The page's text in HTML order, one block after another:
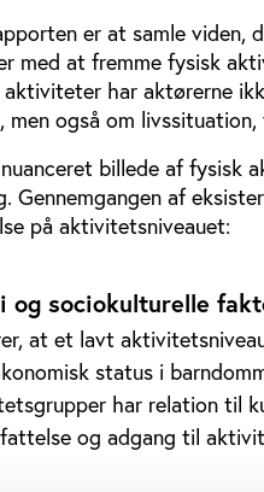
er at samle
med at fremme fysisk
har aktørerne
men også om
billede af fysisk
Gennemgangen af
på aktivitetsniveauet:
og sociokulturelle
at et lavt
status i
har relation til
og adgang til